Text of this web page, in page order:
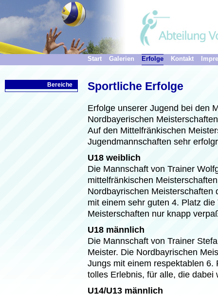
Start Galerien Erfolge Kontakt
Bereiche Sportliche Erfolge
Erfolge unserer Jugend bei den
Nordbayerischen Meisterschaften
Auf den Mittelfränkischen
Jugendmannschaften sehr
U18 weiblich
Die Mannschaft von Trainer
mittelfränkischen
Nordbayrischen Meisterschaften
mit einem sehr guten 4. Platz
Meisterschaften nur knapp
U18 männlich
Die Mannschaft von Trainer
Meister. Die Nordbayrischen
Jungs mit einem respektablen 6.
tolles Erlebnis, für alle, die dabei
U14/U13 männlich